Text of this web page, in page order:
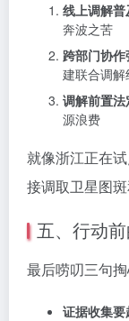
线上调解普
奔波之苦
跨部门协作
建联合调解
调解前置法
源浪费
就像浙江正在
接调取卫星图
五、行动
最后唠叨三句掏
证据收集要